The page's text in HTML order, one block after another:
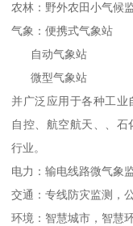
农林：野外农田小气候
气象：便携式气象站
自动气象站
微型气象站
并广泛应用于各种工
自控、航空航天、、
行业。
电力：输电线路微气象
交通：专线防灾监测，
环境：智慧城市，智慧